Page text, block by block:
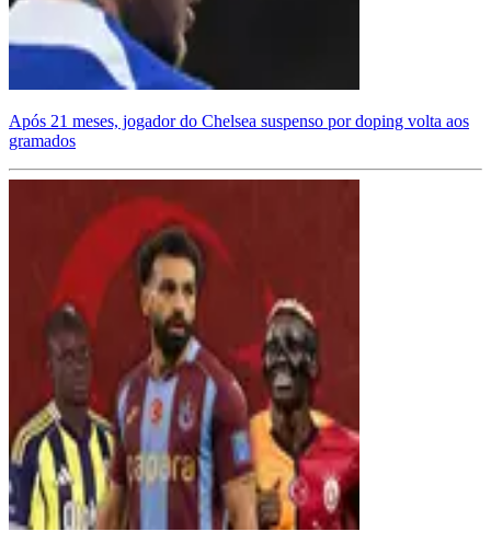
Após 21 meses, jogador do Chelsea suspenso por doping volta aos
gramados